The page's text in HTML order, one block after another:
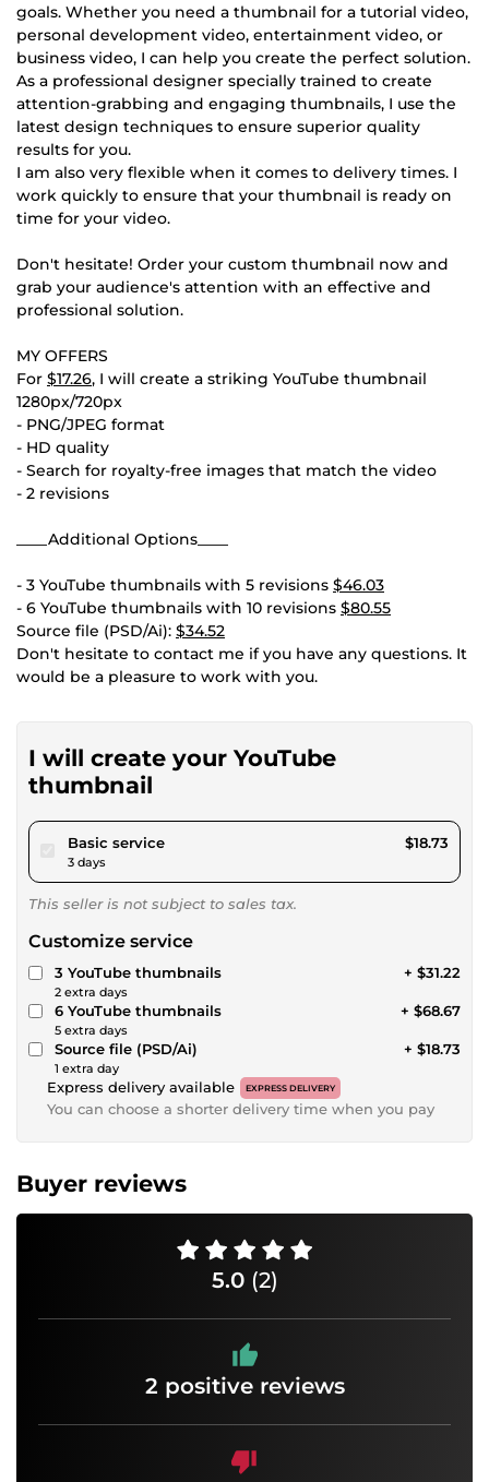
goals. Whether you need a thumbnail for a tutorial video,
personal development video, entertainment video, or
business video, I can help you create the perfect solution.
As a professional designer specially trained to create
attention-grabbing and engaging thumbnails, I use the
latest design techniques to ensure superior quality
results for you.
I am also very flexible when it comes to delivery times. I
work quickly to ensure that your thumbnail is ready on
time for your video.
Don't hesitate! Order your custom thumbnail now and
grab your audience's attention with an effective and
professional solution.
MY OFFERS
For $17.26, I will create a striking YouTube thumbnail
1280px/720px
- PNG/JPEG format
- HD quality
- Search for royalty-free images that match the video
- 2 revisions
____Additional Options____
- 3 YouTube thumbnails with 5 revisions $46.03
- 6 YouTube thumbnails with 10 revisions $80.55
Source file (PSD/Ai): $34.52
Don't hesitate to contact me if you have any questions. It
would be a pleasure to work with you.
I will create your YouTube
thumbnail
Basic servicepour $17.26
3 days
$18.73
This seller is not subject to sales tax.
Customize service
3 YouTube thumbnails
2 extra days
+ $31.22
6 YouTube thumbnails
5 extra days
+ $68.67
Source file (PSD/Ai)
1 extra day
+ $18.73
Express delivery available EXPRESS DELIVERY
You can choose a shorter delivery time when you pay
Buyer reviews
5.0 (2)
2 positive reviews